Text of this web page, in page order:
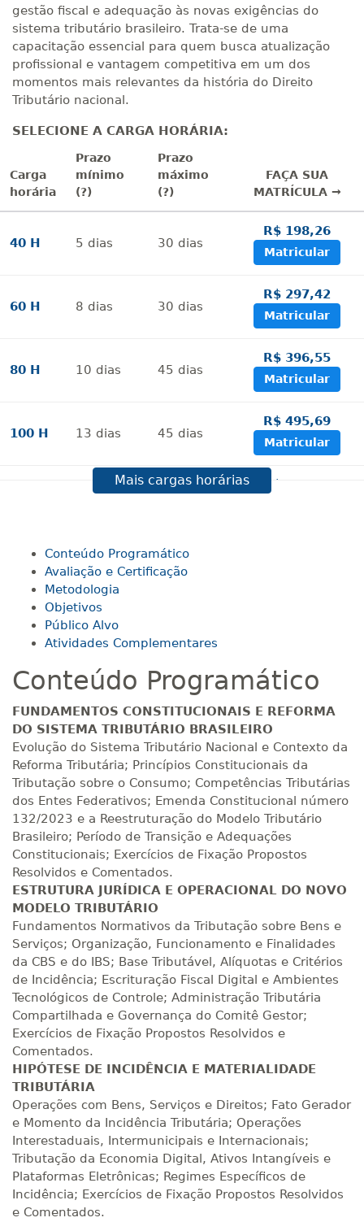
gestão fiscal e adequação às novas exigências do
sistema tributário brasileiro. Trata-se de uma
capacitação essencial para quem busca atualização
profissional e vantagem competitiva em um dos
momentos mais relevantes da história do Direito
Tributário nacional.
SELECIONE A CARGA HORÁRIA:
Carga
horária
Prazo
mínimo
(?)
Prazo
máximo
(?)
FAÇA SUA
MATRÍCULA →
40 H 5 dias 30 dias
R$ 198,26
Matricular
60 H 8 dias 30 dias
R$ 297,42
Matricular
80 H 10 dias 45 dias
R$ 396,55
Matricular
100 H 13 dias 45 dias
R$ 495,69
Matricular
dias 60dias
R$ 594,81
140 H 18dias 60dias
160 H 20 dias
180 H 23dias 90dias
R$ 892,23
200 H 25dias 90dias
R$ 991,36
Matricular
220 H 28dias 90dias
R$ 1.090,51
Matricular
240 H 30 dias 90
R$ 1.189,66
Matricular
260 H 33dias 90dias
R$ 1.288,78
Matricular
280 H 35 dias 120dias
R$ 1.387,93
Matricular
300 H 38dias 120dias
Matricular
320 H 40dias 120 dias
R$ 1.586,20
Matricular
340 H 43dias 120dias
R$ 1.685,33
Mais cargas horárias
Conteúdo Programático
Avaliação e Certificação
Metodologia
Objetivos
Público Alvo
Atividades Complementares
Conteúdo Programático
FUNDAMENTOS CONSTITUCIONAIS E REFORMA
DO SISTEMA TRIBUTÁRIO BRASILEIRO
Evolução do Sistema Tributário Nacional e Contexto da
Reforma Tributária; Princípios Constitucionais da
Tributação sobre o Consumo; Competências Tributárias
dos Entes Federativos; Emenda Constitucional número
132/2023 e a Reestruturação do Modelo Tributário
Brasileiro; Período de Transição e Adequações
Constitucionais; Exercícios de Fixação Propostos
Resolvidos e Comentados.
ESTRUTURA JURÍDICA E OPERACIONAL DO NOVO
MODELO TRIBUTÁRIO
Fundamentos Normativos da Tributação sobre Bens e
Serviços; Organização, Funcionamento e Finalidades
da CBS e do IBS; Base Tributável, Alíquotas e Critérios
de Incidência; Escrituração Fiscal Digital e Ambientes
Tecnológicos de Controle; Administração Tributária
Compartilhada e Governança do Comitê Gestor;
Exercícios de Fixação Propostos Resolvidos e
Comentados.
HIPÓTESE DE INCIDÊNCIA E MATERIALIDADE
TRIBUTÁRIA
Operações com Bens, Serviços e Direitos; Fato Gerador
e Momento da Incidência Tributária; Operações
Interestaduais, Intermunicipais e Internacionais;
Tributação da Economia Digital, Ativos Intangíveis e
Plataformas Eletrônicas; Regimes Específicos de
Incidência; Exercícios de Fixação Propostos Resolvidos
e Comentados.